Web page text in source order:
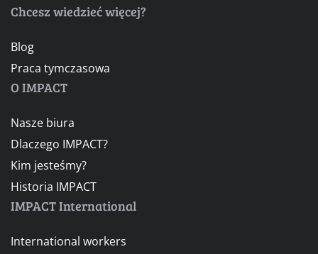
Chcesz wiedzieć więcej?
Blog
Praca tymczasowa
O IMPACT
Nasze biura
Dlaczego IMPACT?
Kim jesteśmy?
Historia IMPACT
IMPACT International
International workers